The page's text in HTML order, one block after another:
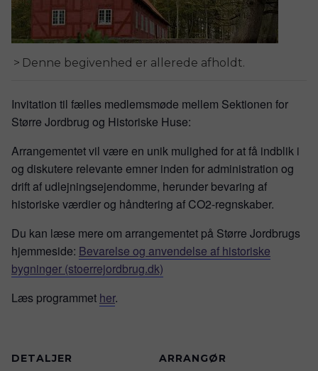
Denne begivenhed er allerede afholdt.
Invitation til fælles medlemsmøde mellem Sektionen for
Større Jordbrug og Historiske Huse:
Arrangementet vil være en unik mulighed for at få indblik i
og diskutere relevante emner inden for administration og
drift af udlejningsejendomme, herunder bevaring af
historiske værdier og håndtering af CO2-regnskaber.
Du kan læse mere om arrangementet på Større Jordbrugs
hjemmeside: Bevarelse og anvendelse af historiske
bygninger (stoerrejordbrug.dk)
Læs programmet her.
DETALJER ARRANGØR